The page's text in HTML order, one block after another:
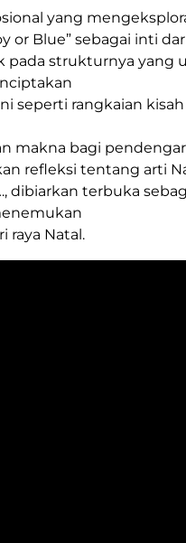
yang
or Blue” sebagai inti
strukturnya yang
seperti rangkaian
makna bagi
refleksi tentang arti
dibiarkan terbuka
raya Natal.